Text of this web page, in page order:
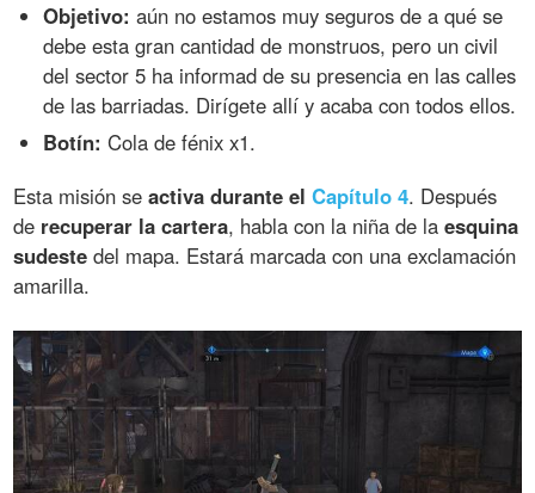
Objetivo: aún no estamos muy seguros de a qué se
debe esta gran cantidad de monstruos, pero un civil
del sector 5 ha informad de su presencia en las calles
de las barriadas. Dirígete allí y acaba con todos ellos.
Botín: Cola de fénix x1.
Esta misión seactiva durante elCapítulo 4. Después
de recuperar la cartera, habla con la niña de laesquina
sudeste del mapa. Estará marcada con una exclamación
amarilla.